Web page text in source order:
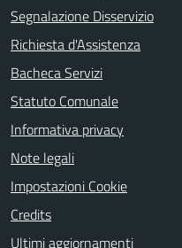
Segnalazione Disservizio
Richiesta d'Assistenza
Bacheca Servizi
Statuto Comunale
Informativa privacy
Note legali
Impostazioni Cookie
Credits
Ultimi aggiornamenti